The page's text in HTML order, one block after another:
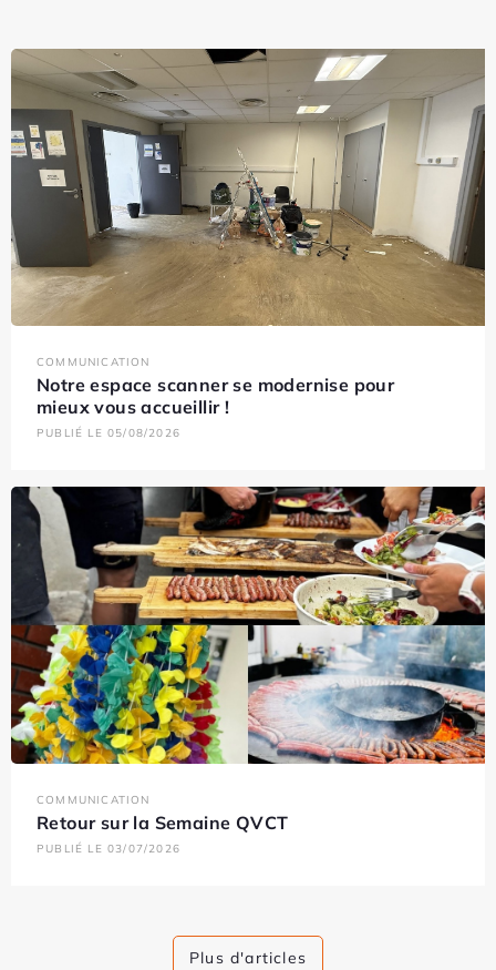
COMMUNICATION
Notre espace scanner se modernise pour
mieux vous accueillir !
PUBLIÉ LE 05/08/2026
COMMUNICATION
Retour sur la Semaine QVCT
PUBLIÉ LE 03/07/2026
Plus d'articles